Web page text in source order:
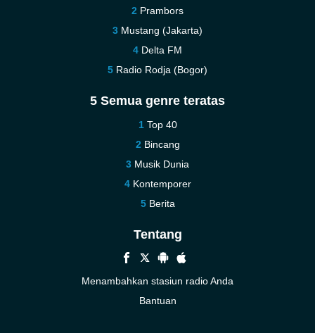
Prambors
Mustang (Jakarta)
Delta FM
Radio Rodja (Bogor)
5 Semua genre teratas
Top 40
Bincang
Musik Dunia
Kontemporer
Berita
Tentang
Menambahkan stasiun radio Anda
Bantuan